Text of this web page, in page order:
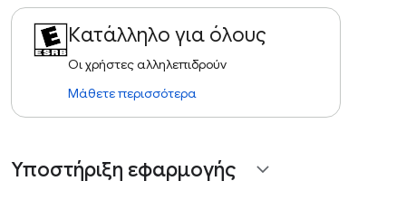
Κατάλληλο για όλους
Οι χρήστες αλληλεπιδρούν
Μάθετε περισσότερα
Υποστήριξη εφαρμογής expand_more